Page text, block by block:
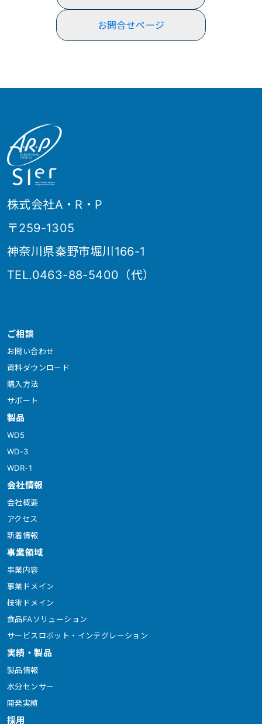
お問合せページ
株式会社A・R・P
〒259-1305
神奈川県秦野市堀川166-1
TEL.0463-88-5400（代）
ご相談
お問い合わせ
資料ダウンロード
購入方法
サポート
製品
WD5
WD-3
WDR-1
会社情報
会社概要
アクセス
新着情報
事業領域
事業内容
事業ドメイン
技術ドメイン
食品FAソリューション
サービスロボット・インテグレーション
実績・製品
製品情報
水分センサー
開発実績
採用